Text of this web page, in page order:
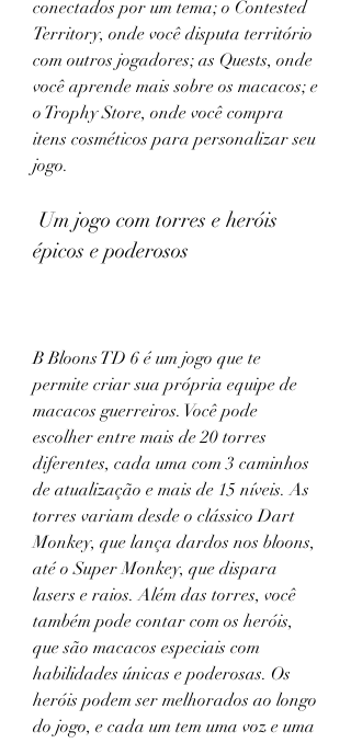
conectados por um tema; o Contested
Territory, onde você disputa território
com outros jogadores; as Quests, onde
você aprende mais sobre os macacos; e
o Trophy Store, onde você compra
itens cosméticos para personalizar seu
jogo.
épicos e poderosos
B Bloons TD 6 é um jogo que te
permite criar sua própria equipe de
macacos guerreiros. Você pode
escolher entre mais de 20 torres
diferentes, cada uma com 3 caminhos
de atualização e mais de 15 níveis. As
torres variam desde o clássico Dart
Monkey, que lança dardos nos bloons,
até o Super Monkey, que dispara
lasers e raios. Além das torres, você
também pode contar com os heróis,
que são macacos especiais com
habilidades únicas e poderosas. Os
heróis podem ser melhorados ao longo
do jogo, e cada um tem uma voz e uma